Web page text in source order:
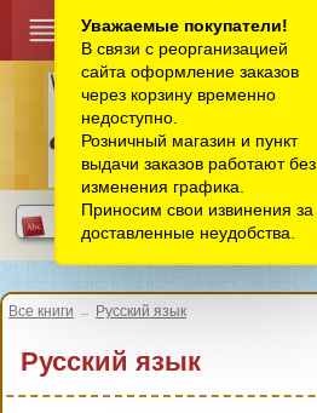
Все книги → Русский язык
Русский язык
Уважаемые покупатели!
В связи с реорганизацией
сайта оформление заказов
через корзину временно
недоступно.
Розничный магазин и пункт
выдачи заказов работают без
изменения графика.
Приносим свои извинения за
доставленные неудобства.